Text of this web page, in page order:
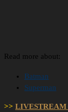
Read more about:
Batman
Superman
>>